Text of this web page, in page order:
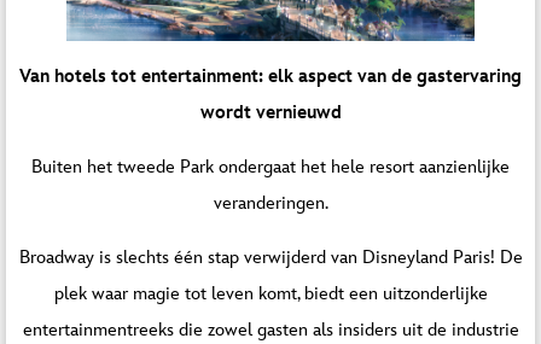
Van hotels tot entertainment: elk aspect van de gastervaring
wordt vernieuwd
Buiten het tweede Park ondergaat het hele resort aanzienlijke
veranderingen.
Broadway is slechts één stap verwijderd van Disneyland Paris! De
plek waar magie tot leven komt, biedt een uitzonderlijke
entertainmentreeks die zowel gasten als insiders uit de industrie